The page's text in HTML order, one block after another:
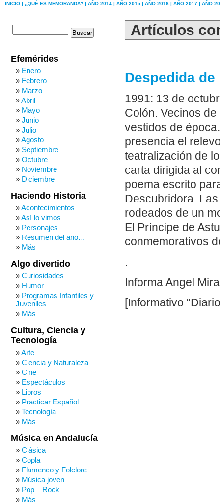
INICIO | ¿QUÉ ES MEMORANDA? | AÑO 2014 | AÑO 2015 | AÑO 2016 | AÑO 2017 | AÑO
Artículos
Despedida
1991: 13 de
Colón. Vecinos
vestidos de
presencia el
teatralización de
carta dirigida al
poema escrito
Descubridora.
rodeados de un
El Príncipe de
conmemorativos
.
Informa Angel
[Informativo
Efemérides
Enero
Febrero
Marzo
Abril
Mayo
Junio
Julio
Agosto
Septiembre
Octubre
Noviembre
Diciembre
Haciendo Historia
Acontecimientos
Así lo vimos
Personajes
Resumen del año…
Más
Algo divertido
Curiosidades
Humor
Programas Infantiles y
Juveniles
Más
Cultura, Ciencia y
Tecnología
Arte
Ciencia y Naturaleza
Cine
Espectáculos
Libros
Practicar Español
Tecnología
Más
Música en Andalucía
Clásica
Copla
Flamenco y Folclore
Música joven
Pop – Rock
Más